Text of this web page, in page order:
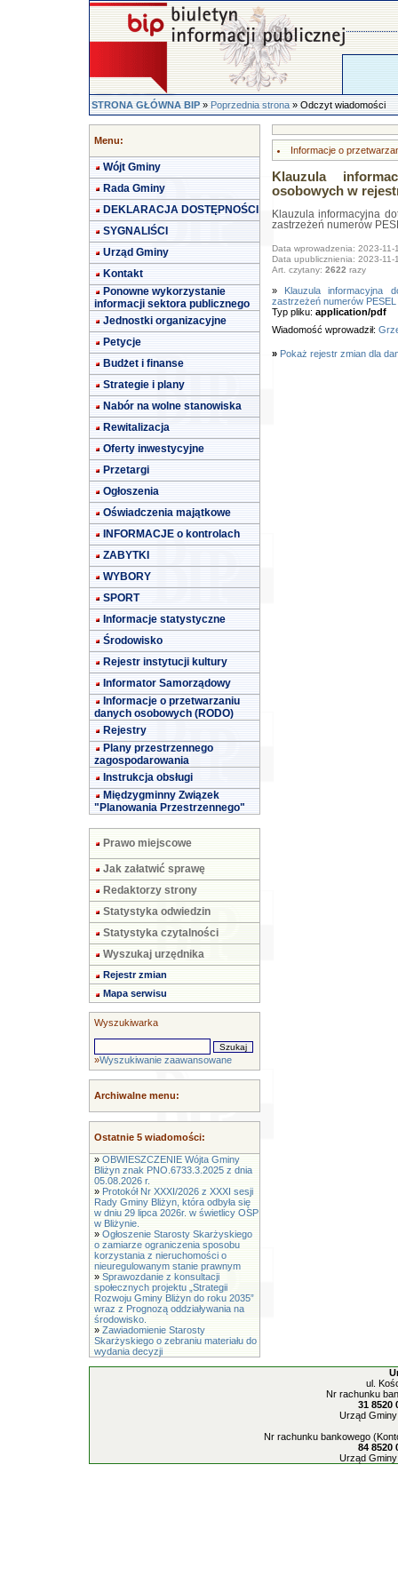
STRONA GŁÓWNA BIP»Poprzednia strona» Odczyt wiadomości
Menu:
Wójt Gminy
Rada Gminy
DEKLARACJA DOSTĘPNOŚCI
SYGNALIŚCI
Urząd Gminy
Kontakt
Ponowne wykorzystanie
informacji sektora publicznego
Jednostki organizacyjne
Petycje
Budżet i finanse
Strategie i plany
Nabór na wolne stanowiska
Rewitalizacja
Oferty inwestycyjne
Przetargi
Ogłoszenia
Oświadczenia majątkowe
INFORMACJE o kontrolach
ZABYTKI
WYBORY
SPORT
Informacje statystyczne
Środowisko
Rejestr instytucji kultury
Informator Samorządowy
Informacje o przetwarzaniu
danych osobowych (RODO)
Rejestry
Plany przestrzennego
zagospodarowania
Instrukcja obsługi
Międzygminny Związek
"Planowania Przestrzennego"
Prawo miejscowe
Jak załatwić sprawę
Redaktorzy strony
Statystyka odwiedzin
Statystyka czytalności
Wyszukaj urzędnika
Rejestr zmian
Mapa serwisu
Wyszukiwarka
»Wyszukiwanie zaawansowane
Archiwalne menu:
Ostatnie 5 wiadomości:
» OBWIESZCZENIE Wójta Gminy
Bliżyn znak PNO.6733.3.2025 z dnia
05.08.2026 r.
» Protokół Nr XXXI/2026 z XXXI sesji
Rady Gminy Bliżyn, która odbyła się
w dniu 29 lipca 2026r. w świetlicy OSP
w Bliżynie.
» Ogłoszenie Starosty Skarżyskiego
o zamiarze ograniczenia sposobu
korzystania z nieruchomości o
nieuregulowanym stanie prawnym
» Sprawozdanie z konsultacji
społecznych projektu „Strategii
Rozwoju Gminy Bliżyn do roku 2035”
wraz z Prognozą oddziaływania na
środowisko.
» Zawiadomienie Starosty
Skarżyskiego o zebraniu materiału do
wydania decyzji
Informacje o
Klauzula
osobowych w
Klauzula informacyjna
zastrzeżeń numerów
Data wprowadzenia: 2023-11-
Data upublicznienia: 2023-11-
Art. czytany: 2622 razy
» Klauzula informacyjna
zastrzeżeń numerów PESEL
Typ pliku: application/pdf
Wiadomość wprowadził:
» Pokaż rejestr zmian dla
ul.
Nr rachunku
31 8520
Urząd
Nr rachunku bankowego
84 8520
Urząd